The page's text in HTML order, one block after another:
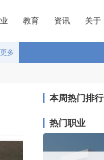
教育 资讯 关于
更多
本周热门排行
热门职业